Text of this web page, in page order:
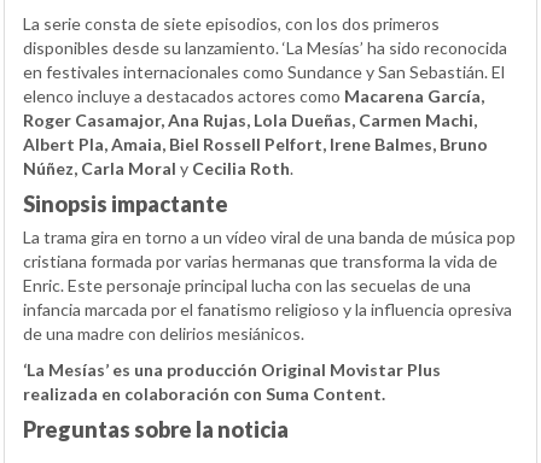
La serie consta de siete episodios, con los dos primeros
disponibles desde su lanzamiento. ‘La Mesías’ ha sido reconocida
en festivales internacionales como Sundance y San Sebastián. El
elenco incluye a destacados actores como Macarena García,
Roger Casamajor, Ana Rujas, Lola Dueñas, Carmen Machi,
Albert Pla, Amaia, Biel Rossell Pelfort, Irene Balmes, Bruno
Núñez, Carla Moral y Cecilia Roth.
Sinopsis impactante
La trama gira en torno a un vídeo viral de una banda de música pop
cristiana formada por varias hermanas que transforma la vida de
Enric. Este personaje principal lucha con las secuelas de una
infancia marcada por el fanatismo religioso y la influencia opresiva
de una madre con delirios mesiánicos.
‘La Mesías’ es una producción Original Movistar Plus
realizada en colaboración con Suma Content.
Preguntas sobre la noticia